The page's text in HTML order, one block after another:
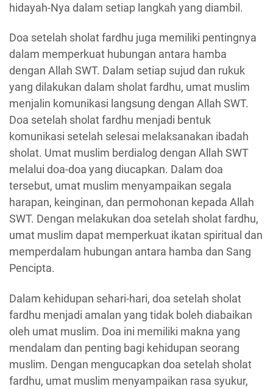
hidayah-Nya dalam setiap langkah yang diambil.
Doa setelah sholat fardhu juga memiliki pentingnya
dalam memperkuat hubungan antara hamba
dengan Allah SWT. Dalam setiap sujud dan rukuk
yang dilakukan dalam sholat fardhu, umat muslim
menjalin komunikasi langsung dengan Allah SWT.
Doa setelah sholat fardhu menjadi bentuk
komunikasi setelah selesai melaksanakan ibadah
sholat. Umat muslim berdialog dengan Allah SWT
melalui doa-doa yang diucapkan. Dalam doa
tersebut, umat muslim menyampaikan segala
harapan, keinginan, dan permohonan kepada Allah
SWT. Dengan melakukan doa setelah sholat fardhu,
umat muslim dapat memperkuat ikatan spiritual dan
memperdalam hubungan antara hamba dan Sang
Pencipta.
Dalam kehidupan sehari-hari, doa setelah sholat
fardhu menjadi amalan yang tidak boleh diabaikan
oleh umat muslim. Doa ini memiliki makna yang
mendalam dan penting bagi kehidupan seorang
muslim. Dengan mengucapkan doa setelah sholat
fardhu, umat muslim menyampaikan rasa syukur,